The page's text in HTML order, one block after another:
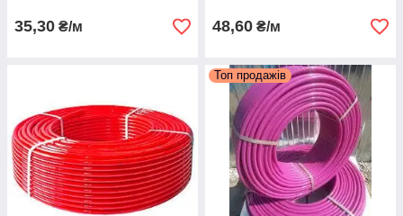
35,30 ₴/м 48,60 ₴/м
Топ продажів